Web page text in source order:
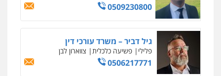
0509230800
גיל דביר – משרד עורכי דין
פלילי פשיעה כלכלית צווארון לבן
0506217771